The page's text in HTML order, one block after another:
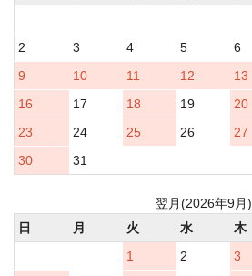
2
3 4 5 6
9
10 11 12 13
16
17 18 19 20
23
24 25 26 27
30
31
翌月(2026年9月)
日
月 火 水 木
1
2 3